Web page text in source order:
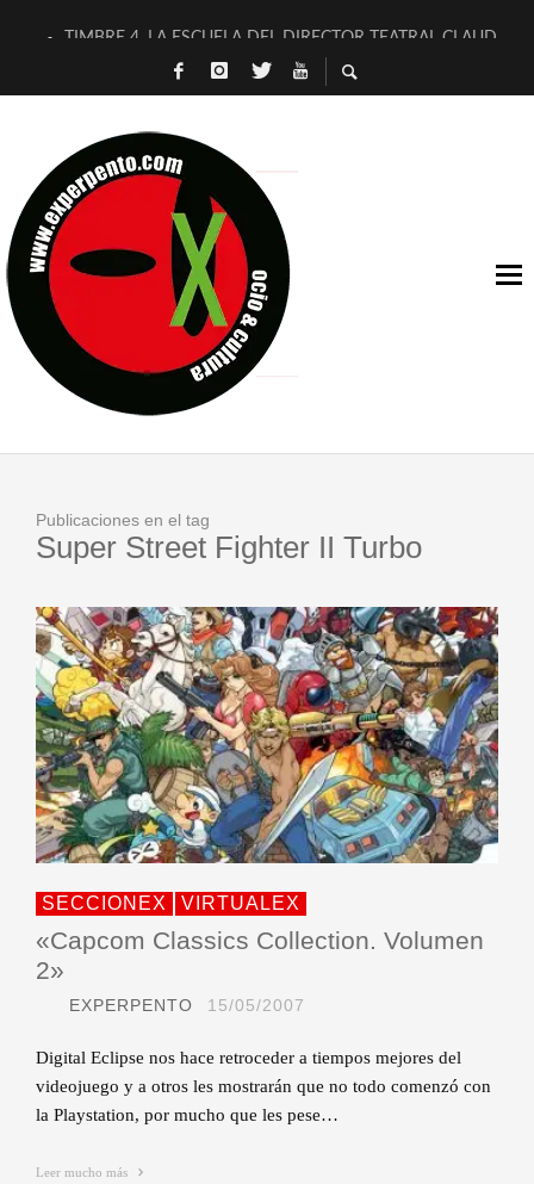
TIMBRE 4, LA ESCUELA DEL DIRECTOR TEATRAL CLAUDIO
30 AÑOS (NO ES NADA) DE LA KATARSIS DEL TOMATAZO
D’BALDOMEROS REINVENTAN [BITÁCORA 3.0] EN EXVITA
MARSHALL FLASH PRESENTA EN EXVITA [RELATIVA
JOFRE BARDAGÍ EN EXVITA INTERPRETANDO A SERRAT
YORCH PRESENTA [CURSO DE ARMONÍA PERSECUTORIA]
MAGALÍ SARE NOS EXPLICA [DESCASADA]
«NO TENGO PUTOS SUEÑOS»
Publicaciones en el tag
Super Street Fighter II Turbo
SECCIONEX VIRTUALEX
«Capcom Classics Collection. Volumen
2»
EXPERPENTO 15/05/2007
Digital Eclipse nos hace retroceder a tiempos mejores del
videojuego y a otros les mostrarán que no todo comenzó con
la Playstation, por mucho que les pese…
Leer mucho más